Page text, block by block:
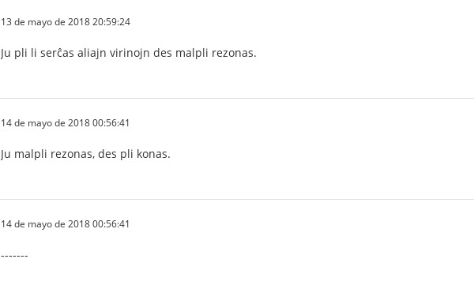
13 de mayo de 2018 20:59:24
Ju pli li serĉas aliajn virinojn des malpli rezonas.
14 de mayo de 2018 00:56:41
Ju malpli rezonas, des pli konas.
14 de mayo de 2018 00:56:41
-------